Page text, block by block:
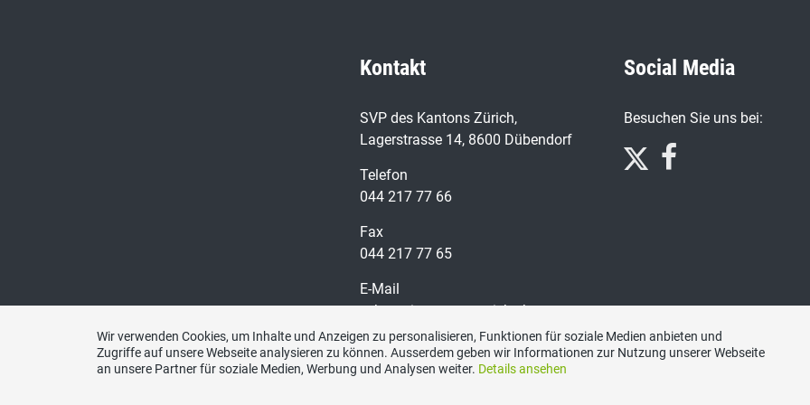
Kontakt
SVP des Kantons Zürich,
Lagerstrasse 14, 8600 Dübendorf
Telefon
044 217 77 66
Fax
044 217 77 65
E-Mail
sekretariat@svp-zuerich.ch
Social Media
Besuchen Sie uns bei:
Wir verwenden Cookies, um Inhalte und Anzeigen zu personalisieren, Funktionen für soziale Medien anbieten und
Zugriffe auf unsere Webseite analysieren zu können. Ausserdem geben wir Informationen zur Nutzung unserer Webseite
an unsere Partner für soziale Medien, Werbung und Analysen weiter. Details ansehen